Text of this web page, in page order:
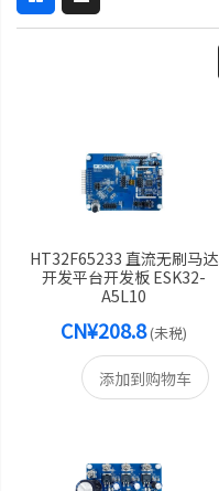
HT32F65233 直流无刷马达
开发平台开发板 ESK32-
A5L10
CN¥208.8(未税)
添加到购物车